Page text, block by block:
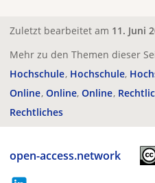
Zuletzt bearbeitet am 11. Juni
Mehr zu den Themen dieser
Hochschule Hochschule
Online Online Online
Rechtliches
open-access.network